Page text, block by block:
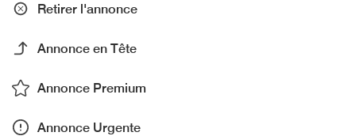
Retirer l'annonce
Annonce en Tête
Annonce Premium
Annonce Urgente